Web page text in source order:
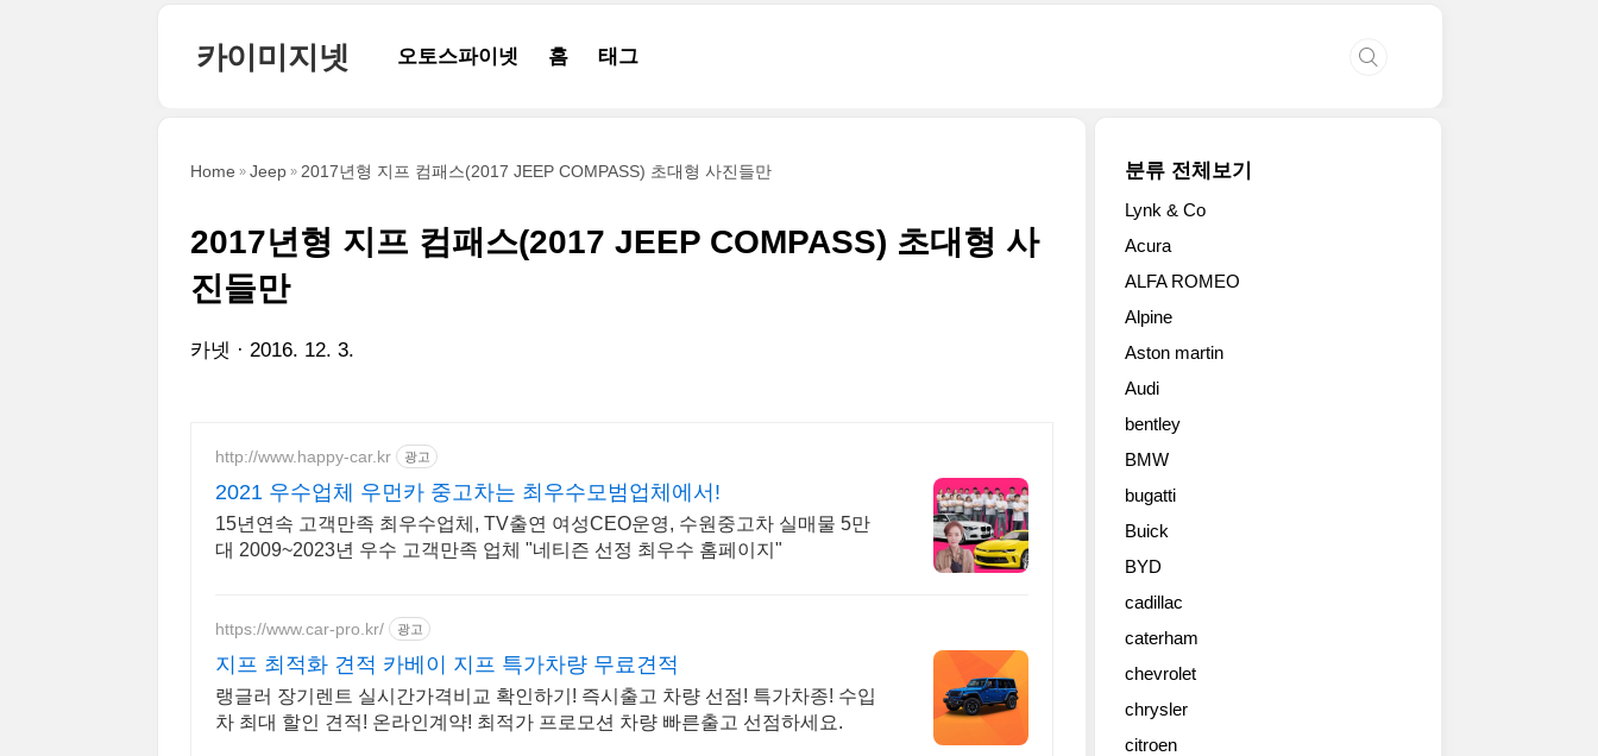
카이미지넷 오토스파이넷 홈 태그
Home Jeep 2017년형 지프 컴패스(2017 JEEP COMPASS) 초대형 사진들만
2017년형 지프 컴패스(2017 JEEP COMPASS) 초대형 사
진들만
카넷 2016. 12. 3.
http://www.happy-car.kr 광고
2021 우수업체 우먼카 중고차는 최우수모범업체에서!
15년연속 고객만족 최우수업체, TV출연 여성CEO운영, 수원중고차 실매물 5만
대 2009~2023년 우수 고객만족 업체 "네티즌 선정 최우수 홈페이지"
https://www.car-pro.kr/ 광고
지프 최적화 견적 카베이 지프 특가차량 무료견적
랭글러 장기렌트 실시간가격비교 확인하기! 즉시출고 차량 선점! 특가차종! 수입
차 최대 할인 견적! 온라인계약! 최적가 프로모션 차량 빠른출고 선점하세요.
분류 전체보기
Lynk & Co
Acura
ALFA ROMEO
Alpine
Aston martin
Audi
bentley
BMW
bugatti
Buick
BYD
cadillac
caterham
chevrolet
chrysler
citroen